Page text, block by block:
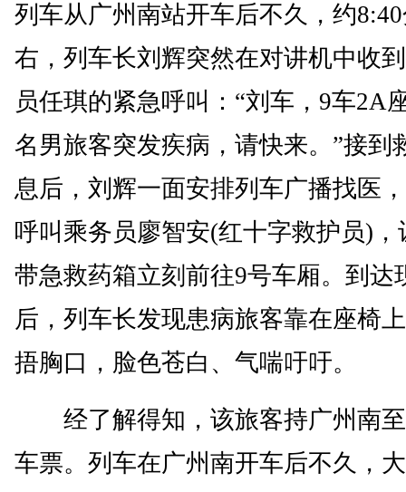
列车从广州南站开车后不久，约
右，列车长刘辉突然在对讲机中收
员任琪的紧急呼叫：“刘车，9车2A
名男旅客突发疾病，请快来。”接到
息后，刘辉一面安排列车广播找医
呼叫乘务员廖智安(红十字救护员)，
带急救药箱立刻前往9号车厢。到达
后，列车长发现患病旅客靠在座椅
捂胸口，脸色苍白、气喘吁吁。
经了解得知，该旅客持广州南
车票。列车在广州南开车后不久，